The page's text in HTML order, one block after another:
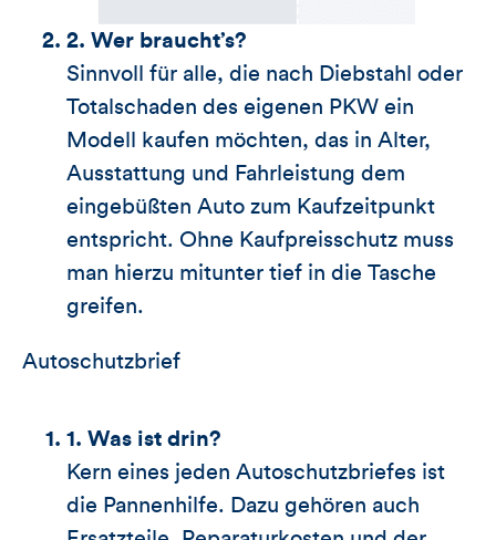
2. Wer braucht’s?
Sinnvoll für alle, die nach Diebstahl oder
Totalschaden des eigenen PKW ein
Modell kaufen möchten, das in Alter,
Ausstattung und Fahrleistung dem
eingebüßten Auto zum Kaufzeitpunkt
entspricht. Ohne Kaufpreisschutz muss
man hierzu mitunter tief in die Tasche
greifen.
Autoschutzbrief
1. Was ist drin?
Kern eines jeden Autoschutzbriefes ist
die Pannenhilfe. Dazu gehören auch